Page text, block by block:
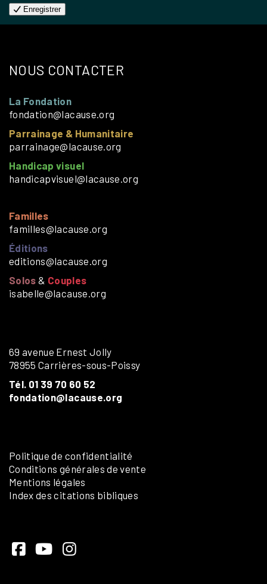
Enregistrer
NOUS CONTACTER
La Fondation
fondation@lacause.org
Parrainage & Humanitaire
parrainage@lacause.org
Handicap visuel
handicapvisuel@lacause.org
Familles
familles@lacause.org
Éditions
editions@lacause.org
Solos & Couples
isabelle@lacause.org
69 avenue Ernest Jolly
78955 Carrières-sous-Poissy
Tél. 01 39 70 60 52
fondation@lacause.org
Politique de confidentialité
Conditions générales de vente
Mentions légales
Index des citations bibliques